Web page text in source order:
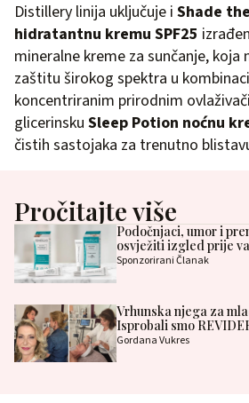
Distillery linija uključuje i Shade
hidratantnu kremu SPF25
mineralne kreme za sunčanje, koja
zaštitu širokog spektra u
koncentriranim prirodnim
glicerinsku Sleep Potion noćnu
čistih sastojaka za trenutno
Pročitajte više
Podočnjaci, umor i
osvježiti izgled prije
Sponzorirani Članak
Vrhunska njega za
Isprobali smo
Gordana Vukres